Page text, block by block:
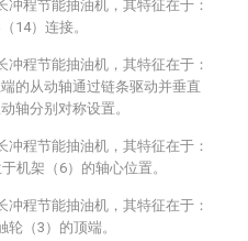
冲程节能抽油机，其特征在于：
14）连接。
冲程节能抽油机，其特征在于：
的从动轴通过链条驱动并垂直
轴分别对称设置。
冲程节能抽油机，其特征在于：
机架（6）的轴心位置。
冲程节能抽油机，其特征在于：
（3）的顶端。